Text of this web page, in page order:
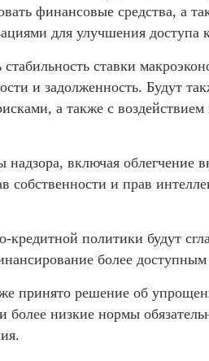
финансовые средства, а
для улучшения
ставки
и задолженность. Будут
а также с
включая облегчение
и прав
политики будут
более доступным
принято решение об
низкие нормы